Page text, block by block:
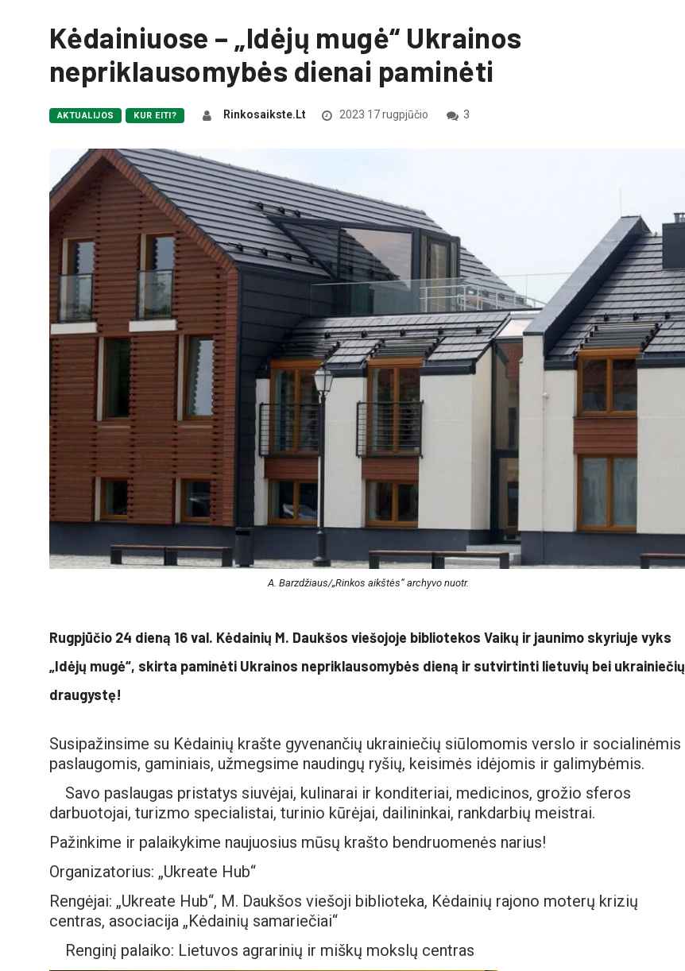
Kėdainiuose – „Idėjų mugė“ Ukrainos
nepriklausomybės dienai paminėti
AKTUALIJOS KUR EITI? Rinkosaikste.lt 2023 17 rugpjūčio 3
A. Barzdžiaus/„Rinkos aikštės“ archyvo nuotr.
Rugpjūčio 24 dieną 16 val. Kėdainių M. Daukšos viešojoje bibliotekos Vaikų ir jaunimo skyriuje vyks
„Idėjų mugė“, skirta paminėti Ukrainos nepriklausomybės dieną ir sutvirtinti lietuvių bei ukrainiečių
draugystę!
Susipažinsime su Kėdainių krašte gyvenančių ukrainiečių siūlomomis verslo ir socialinėmis
paslaugomis, gaminiais, užmegsime naudingų ryšių, keisimės idėjomis ir galimybėmis.
Savo paslaugas pristatys siuvėjai, kulinarai ir konditeriai, medicinos, grožio sferos
darbuotojai, turizmo specialistai, turinio kūrėjai, dailininkai, rankdarbių meistrai.
Pažinkime ir palaikykime naujuosius mūsų krašto bendruomenės narius!
Organizatorius: „Ukreate Hub“
Rengėjai: „Ukreate Hub“, M. Daukšos viešoji biblioteka, Kėdainių rajono moterų krizių
centras, asociacija „Kėdainių samariečiai“
Renginį palaiko: Lietuvos agrarinių ir miškų mokslų centras